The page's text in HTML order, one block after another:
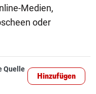
Medien,
oder
Quelle
Hinzufügen